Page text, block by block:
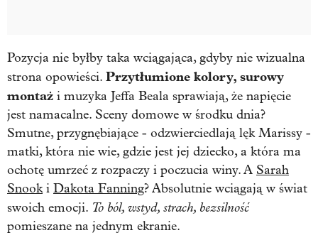
Pozycja nie byłby taka wciągająca, gdyby nie wizualna
strona opowieści. Przytłumione kolory, surowy
montaż i muzyka Jeffa Beala sprawiają, że napięcie
jest namacalne. Sceny domowe w środku dnia?
Smutne, przygnębiające - odzwierciedlają lęk Marissy -
matki, która nie wie, gdzie jest jej dziecko, a która ma
ochotę umrzeć z rozpaczy i poczucia winy. A Sarah
Snooki Dakota Fanning? Absolutnie wciągają w świat
swoich emocji. To ból, wstyd, strach, bezsilność
pomieszane na jednym ekranie.